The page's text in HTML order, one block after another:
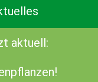
D-26639 Wiesmoor
info(at)von-
‚Brabant’
aktuell: